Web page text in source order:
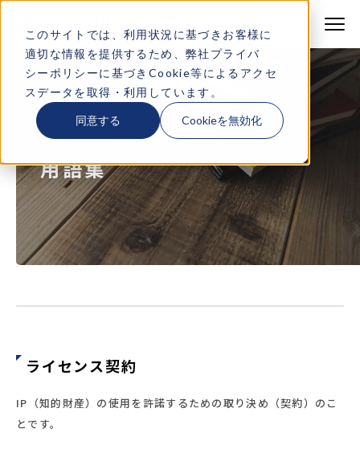
このサイトでは、利用状況に基づきお客様に
適切な情報を提供するため、弊社 プライバ
シーポリシーに基づきCookie等によるアクセ
スデータを取得・利用しています。
同意する Cookieを無効化
058-206-2316
製品・サービス
特長
導入事例
デモサイト一覧
TERM
用語集
ライセンス契約
IP（知的財産）の使用を許諾するための取り決め（契約）のこ
とです。